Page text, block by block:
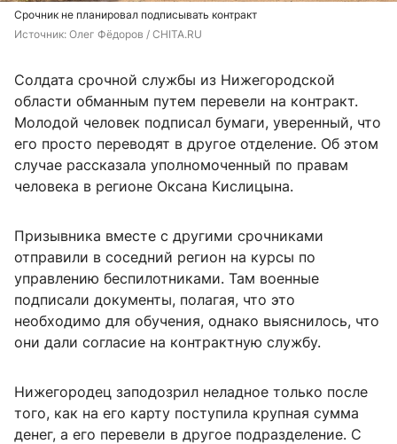
Срочник не планировал подписывать контракт
Источник: Олег Фёдоров / CHITA.RU
Солдата срочной службы из Нижегородской
области обманным путем перевели на контракт.
Молодой человек подписал бумаги, уверенный, что
его просто переводят в другое отделение. Об этом
случае рассказала уполномоченный по правам
человека в регионе Оксана Кислицына.
Призывника вместе с другими срочниками
отправили в соседний регион на курсы по
управлению беспилотниками. Там военные
подписали документы, полагая, что это
необходимо для обучения, однако выяснилось, что
они дали согласие на контрактную службу.
Нижегородец заподозрил неладное только после
того, как на его карту поступила крупная сумма
денег, а его перевели в другое подразделение. С